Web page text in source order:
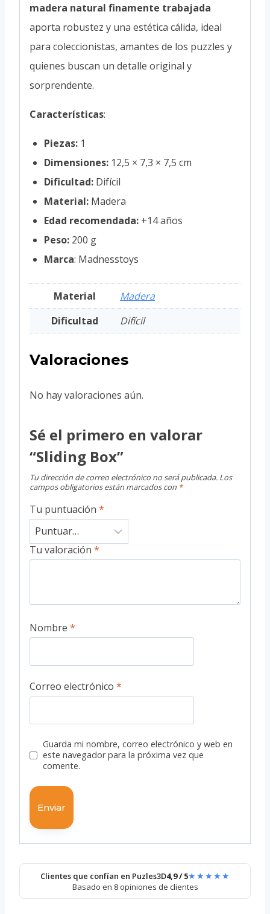
madera natural finamente trabajada
aporta robustez y una estética cálida, ideal
para coleccionistas, amantes de los puzzles y
quienes buscan un detalle original y
sorprendente.
Características:
Piezas: 1
Dimensiones: 12,5 × 7,3 × 7,5 cm
Dificultad: Difícil
Material: Madera
Edad recomendada: +14 años
Peso: 200 g
Marca: Madnesstoys
Material
Madera
Dificultad
Difícil
Valoraciones
No hay valoraciones aún.
Sé el primero en valorar
“Sliding Box”
Tu dirección de correo electrónico no será publicada. Los
campos obligatorios están marcados con *
Tu puntuación *
Tu valoración *
Nombre *
Correo electrónico *
Guarda mi nombre, correo electrónico y web en
este navegador para la próxima vez que
comente.
Clientes que confían en Puzles3D4,9 / 5★★★★★
Basado en 8 opiniones de clientes